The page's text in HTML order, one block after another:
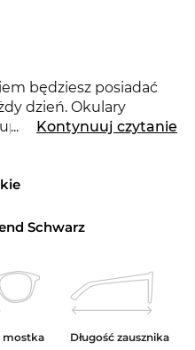
będziesz posiadać
dzień. Okulary
nowością na
Edel-Optics
każdejkobiety.
spojrzenia. Poprzez
niezwykle korzystny w
... Kontynuuj czytanie
Schwarz
mostka
Długość zausznika